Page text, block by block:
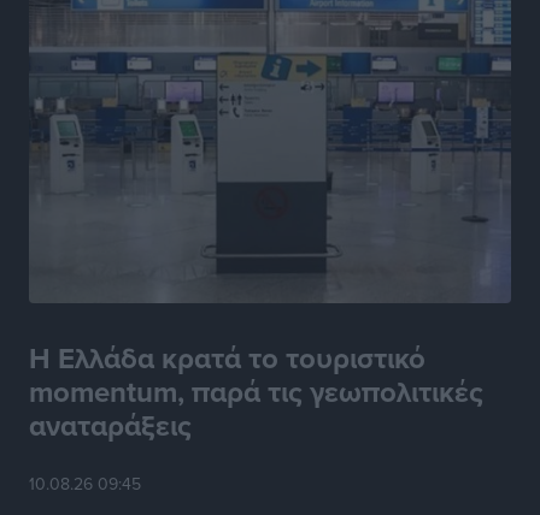
Η Ελλάδα κρατά το τουριστικό
momentum, παρά τις γεωπολιτικές
αναταράξεις
10.08.26 09:45